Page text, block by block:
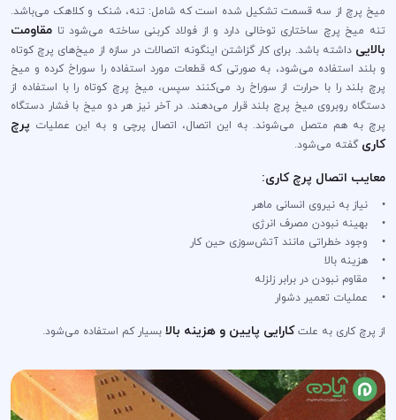
میخ پرچ از سه قسمت تشکیل شده است که شامل: تنه، شنک و کلاهک می‌باشد.
تنه میخ پرچ ساختاری توخالی دارد و از فولاد کربنی ساخته می‌شود تا مقاومت
بالایی داشته باشد. برای کار گزاشتن اینگونه اتصالات در سازه از میخ‌های پرچ کوتاه
و بلند استفاده می‌شود، به صورتی که قطعات مورد استفاده را سوراخ کرده و میخ
پرچ بلند را با حرارت از سوراخ رد می‌کنند سپس، میخ پرچ کوتاه را با استفاده از
دستگاه روبروی میخ پرچ بلند قرار می‌دهند. در آخر نیز هر دو میخ با فشار دستگاه
پرچ به هم متصل می‌شوند. به این اتصال، اتصال پرچی و به این عملیات پرچ
کاریگفته می‌شود.
معایب اتصال پرچ کاری:
• نیاز به نیروی انسانی ماهر
• بهینه نبودن مصرف انرژی
• وجود خطراتی مانند آتش‌سوزی حین کار
• هزینه بالا
• مقاوم نبودن در برابر زلزله
• عملیات تعمیر دشوار
از پرچ کاری به علتکارایی پایین و هزینه بالابسیار کم استفاده می‌شود.